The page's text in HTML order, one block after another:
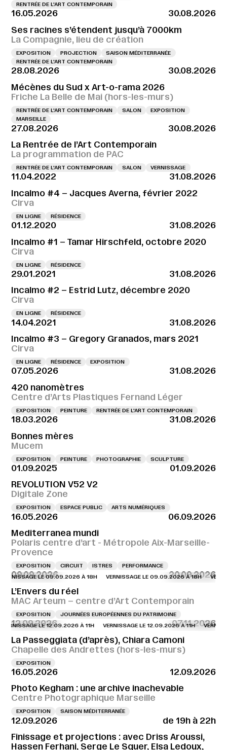
RENTRÉE DE L'ART CONTEMPORAIN
16.05.2026
30.08.2026
Ses racines s’étendent jusqu’à 7000km
La Compagnie, lieu de création
EXPOSITION PROJECTION
SAISON MÉDITERRANÉE
RENTRÉE DE L'ART CONTEMPORAIN
28.08.2026
30.08.2026
Mécènes du Sud x Art-o-rama 2026
Friche La Belle de Mai (hors-les-murs)
RENTRÉE DE L'ART CONTEMPORAIN SALON
EXPOSITION
MARSEILLE
27.08.2026
30.08.2026
La Rentrée de l’Art Contemporain
La programmation de PAC
RENTRÉE DE L'ART CONTEMPORAIN SALON VERNISSAGE
11.04.2022
31.08.2026
Incalmo #4 – Jacques Averna, février 2022
Cirva
EN LIGNE RÉSIDENCE
01.12.2020
31.08.2026
Incalmo #1 – Tamar Hirschfeld, octobre 2020
Cirva
EN LIGNE RÉSIDENCE
29.01.2021
31.08.2026
Incalmo #2 – Estrid Lutz, décembre 2020
Cirva
EN LIGNE RÉSIDENCE
14.04.2021
31.08.2026
Incalmo #3 – Gregory Granados, mars 2021
Cirva
EN LIGNE RÉSIDENCE EXPOSITION
07.05.2026
31.08.2026
420 nanomètres
Centre d’Arts Plastiques Fernand Léger
EXPOSITION PEINTURE RENTRÉE DE L'ART CONTEMPORAIN
18.03.2026
31.08.2026
Bonnes mères
Mucem
EXPOSITION PEINTURE PHOTOGRAPHIE SCULPTURE
01.09.2025
01.09.2026
REVOLUTION V52 V2
Digitale Zone
EXPOSITION ESPACE PUBLIC ARTS NUMÉRIQUES
16.05.2026
06.09.2026
Mediterranea mundi
Polaris centre d’art - Métropole Aix-Marseille-
Provence
EXPOSITION CIRCUIT ISTRES PERFORMANCE
09.09.2026 20.09.2026
LE 09.09.2026 À 18H VERNISSAGE LE 09.09.2026 À 18H
L’Envers du réel
MAC Arteum – centre d’Art Contemporain
EXPOSITION JOURNÉES EUROPÉENNES DU PATRIMOINE
12.09.2026 07.11.2026
LE 12.09.2026 À 11H VERNISSAGE LE 12.09.2026 À 11H VERNISSAGE
La Passeggiata (d’après), Chiara Camoni
Chapelle des Andrettes (hors-les-murs)
EXPOSITION
16.05.2026
12.09.2026
Photo Kegham : une archive inachevable
Centre Photographique Marseille
EXPOSITION SAISON MÉDITERRANÉE
12.09.2026
de 19h à 22h
Finissage et projections : avec Driss Aroussi,
Hassen Ferhani, Serge Le Squer, Elsa Ledoux,